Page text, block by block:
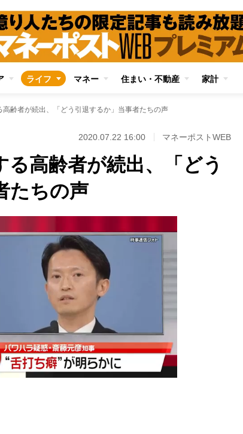
ライフ マネー 住まい・不動産 家計
高齢者が続出、「どう引退するか」当事者たちの声
2020.07.22 16:00 マネーポストWEB
る高齢者が続出、「どう
たちの声